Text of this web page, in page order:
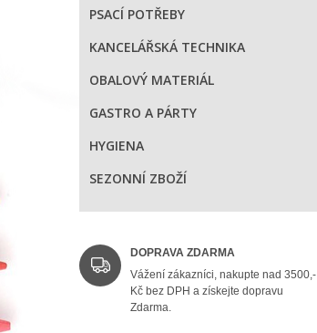
PSACÍ POTŘEBY
KANCELÁŘSKÁ TECHNIKA
OBALOVÝ MATERIÁL
GASTRO A PÁRTY
HYGIENA
SEZONNÍ ZBOŽÍ
DOPRAVA ZDARMA
Vážení zákazníci, nakupte nad 3500,-
Kč bez DPH a získejte dopravu
Zdarma.